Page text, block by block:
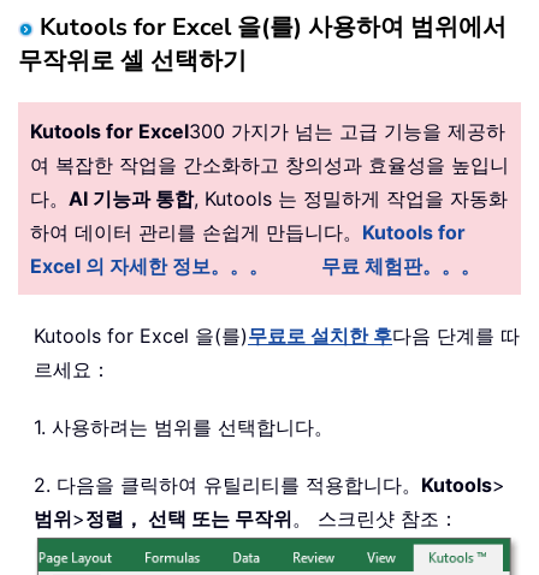
Kutools for Excel 을(를) 사용하여 범위에서
무작위로 셀 선택하기
Kutools for Excel300 가지가 넘는 고급 기능을 제공하
여 복잡한 작업을 간소화하고 창의성과 효율성을 높입니
다。 AI 기능과 통합, Kutools 는 정밀하게 작업을 자동화
하여 데이터 관리를 손쉽게 만듭니다。 Kutools for
Excel 의 자세한 정보。。。
무료 체험판。。。
Kutools for Excel 을(를)무료로 설치한 후다음 단계를 따
르세요：
1. 사용하려는 범위를 선택합니다。
2. 다음을 클릭하여 유틸리티를 적용합니다。 Kutools>
범위>정렬， 선택 또는 무작위。 스크린샷 참조：